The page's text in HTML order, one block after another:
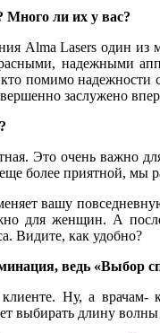
Много ли их у вас?
Alma Lasers один
надежными
помимо
заслужено
Это очень важно
более приятной, мы
вашу
для женщин. А
Видите, как удобно?
ведь «Выбор
Ну, а врачам-
выбирать длину